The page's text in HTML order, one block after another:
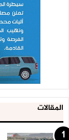
المقالات